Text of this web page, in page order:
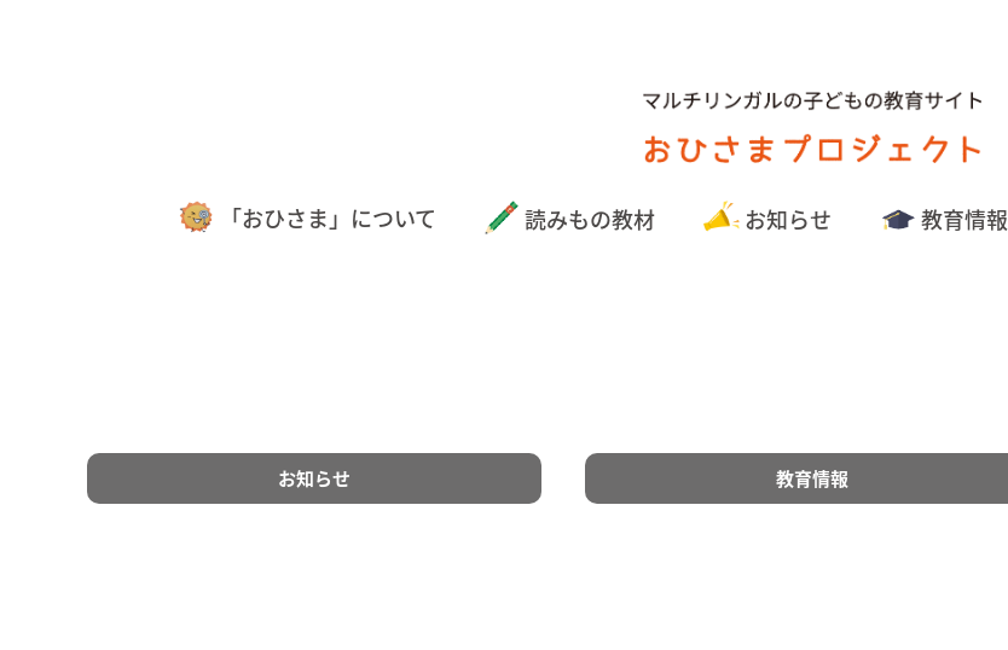
「おひさま」について 読みもの教材 お知らせ 教育情報
お知らせ 教育情報